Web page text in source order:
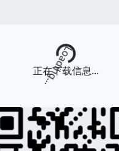
Loading...
正在下载信息...